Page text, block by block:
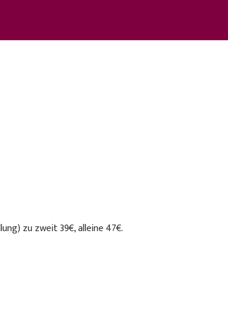
zu zweit 39€, alleine 47€.